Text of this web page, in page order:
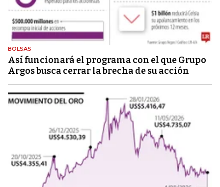
BOLSAS
Así funcionará el programa con el que Grupo
Argos busca cerrar la brecha de su acción